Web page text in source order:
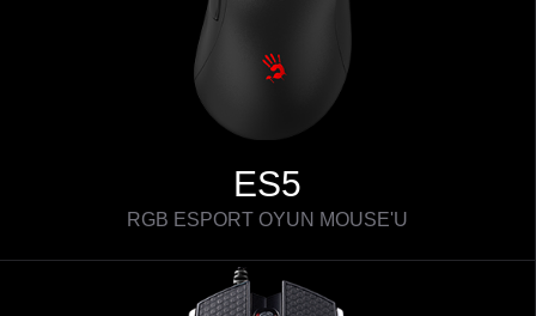
ES5
RGB ESPORT OYUN MOUSE'U